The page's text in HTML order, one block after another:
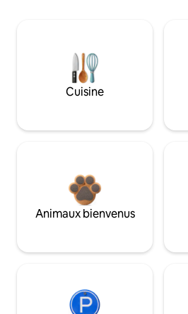
Cuisine
Animaux bienvenus